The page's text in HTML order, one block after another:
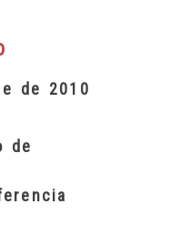
de 2010
de